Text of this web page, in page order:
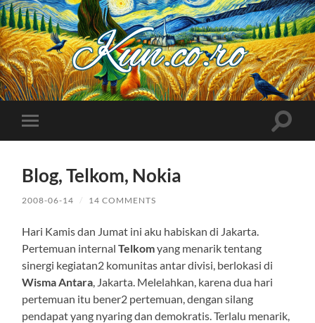
Kuncoro++
Toggle
mobile
Toggle
Blog, Telkom, Nokia
2008-06-14 / 14 COMMENTS
Hari Kamis dan Jumat ini aku habiskan di Jakarta.
Pertemuan internalTelkomyang menarik tentang
sinergi kegiatan2 komunitas antar divisi, berlokasi di
Wisma Antara , Jakarta. Melelahkan, karena dua hari
pertemuan itu bener2 pertemuan, dengan silang
pendapat yang nyaring dan demokratis. Terlalu menarik,